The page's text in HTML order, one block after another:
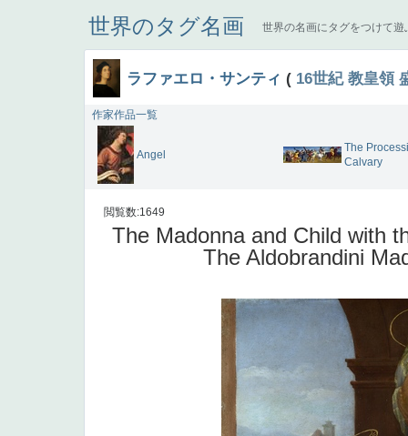
世界のタグ名画 世界の名画にタグをつけて遊
ラファエロ・サンティ ( 16世紀 教皇領
作家作品一覧
Angel
The
Calvary
閲覧数:1649
The Madonna and Child with
The Aldobrandini